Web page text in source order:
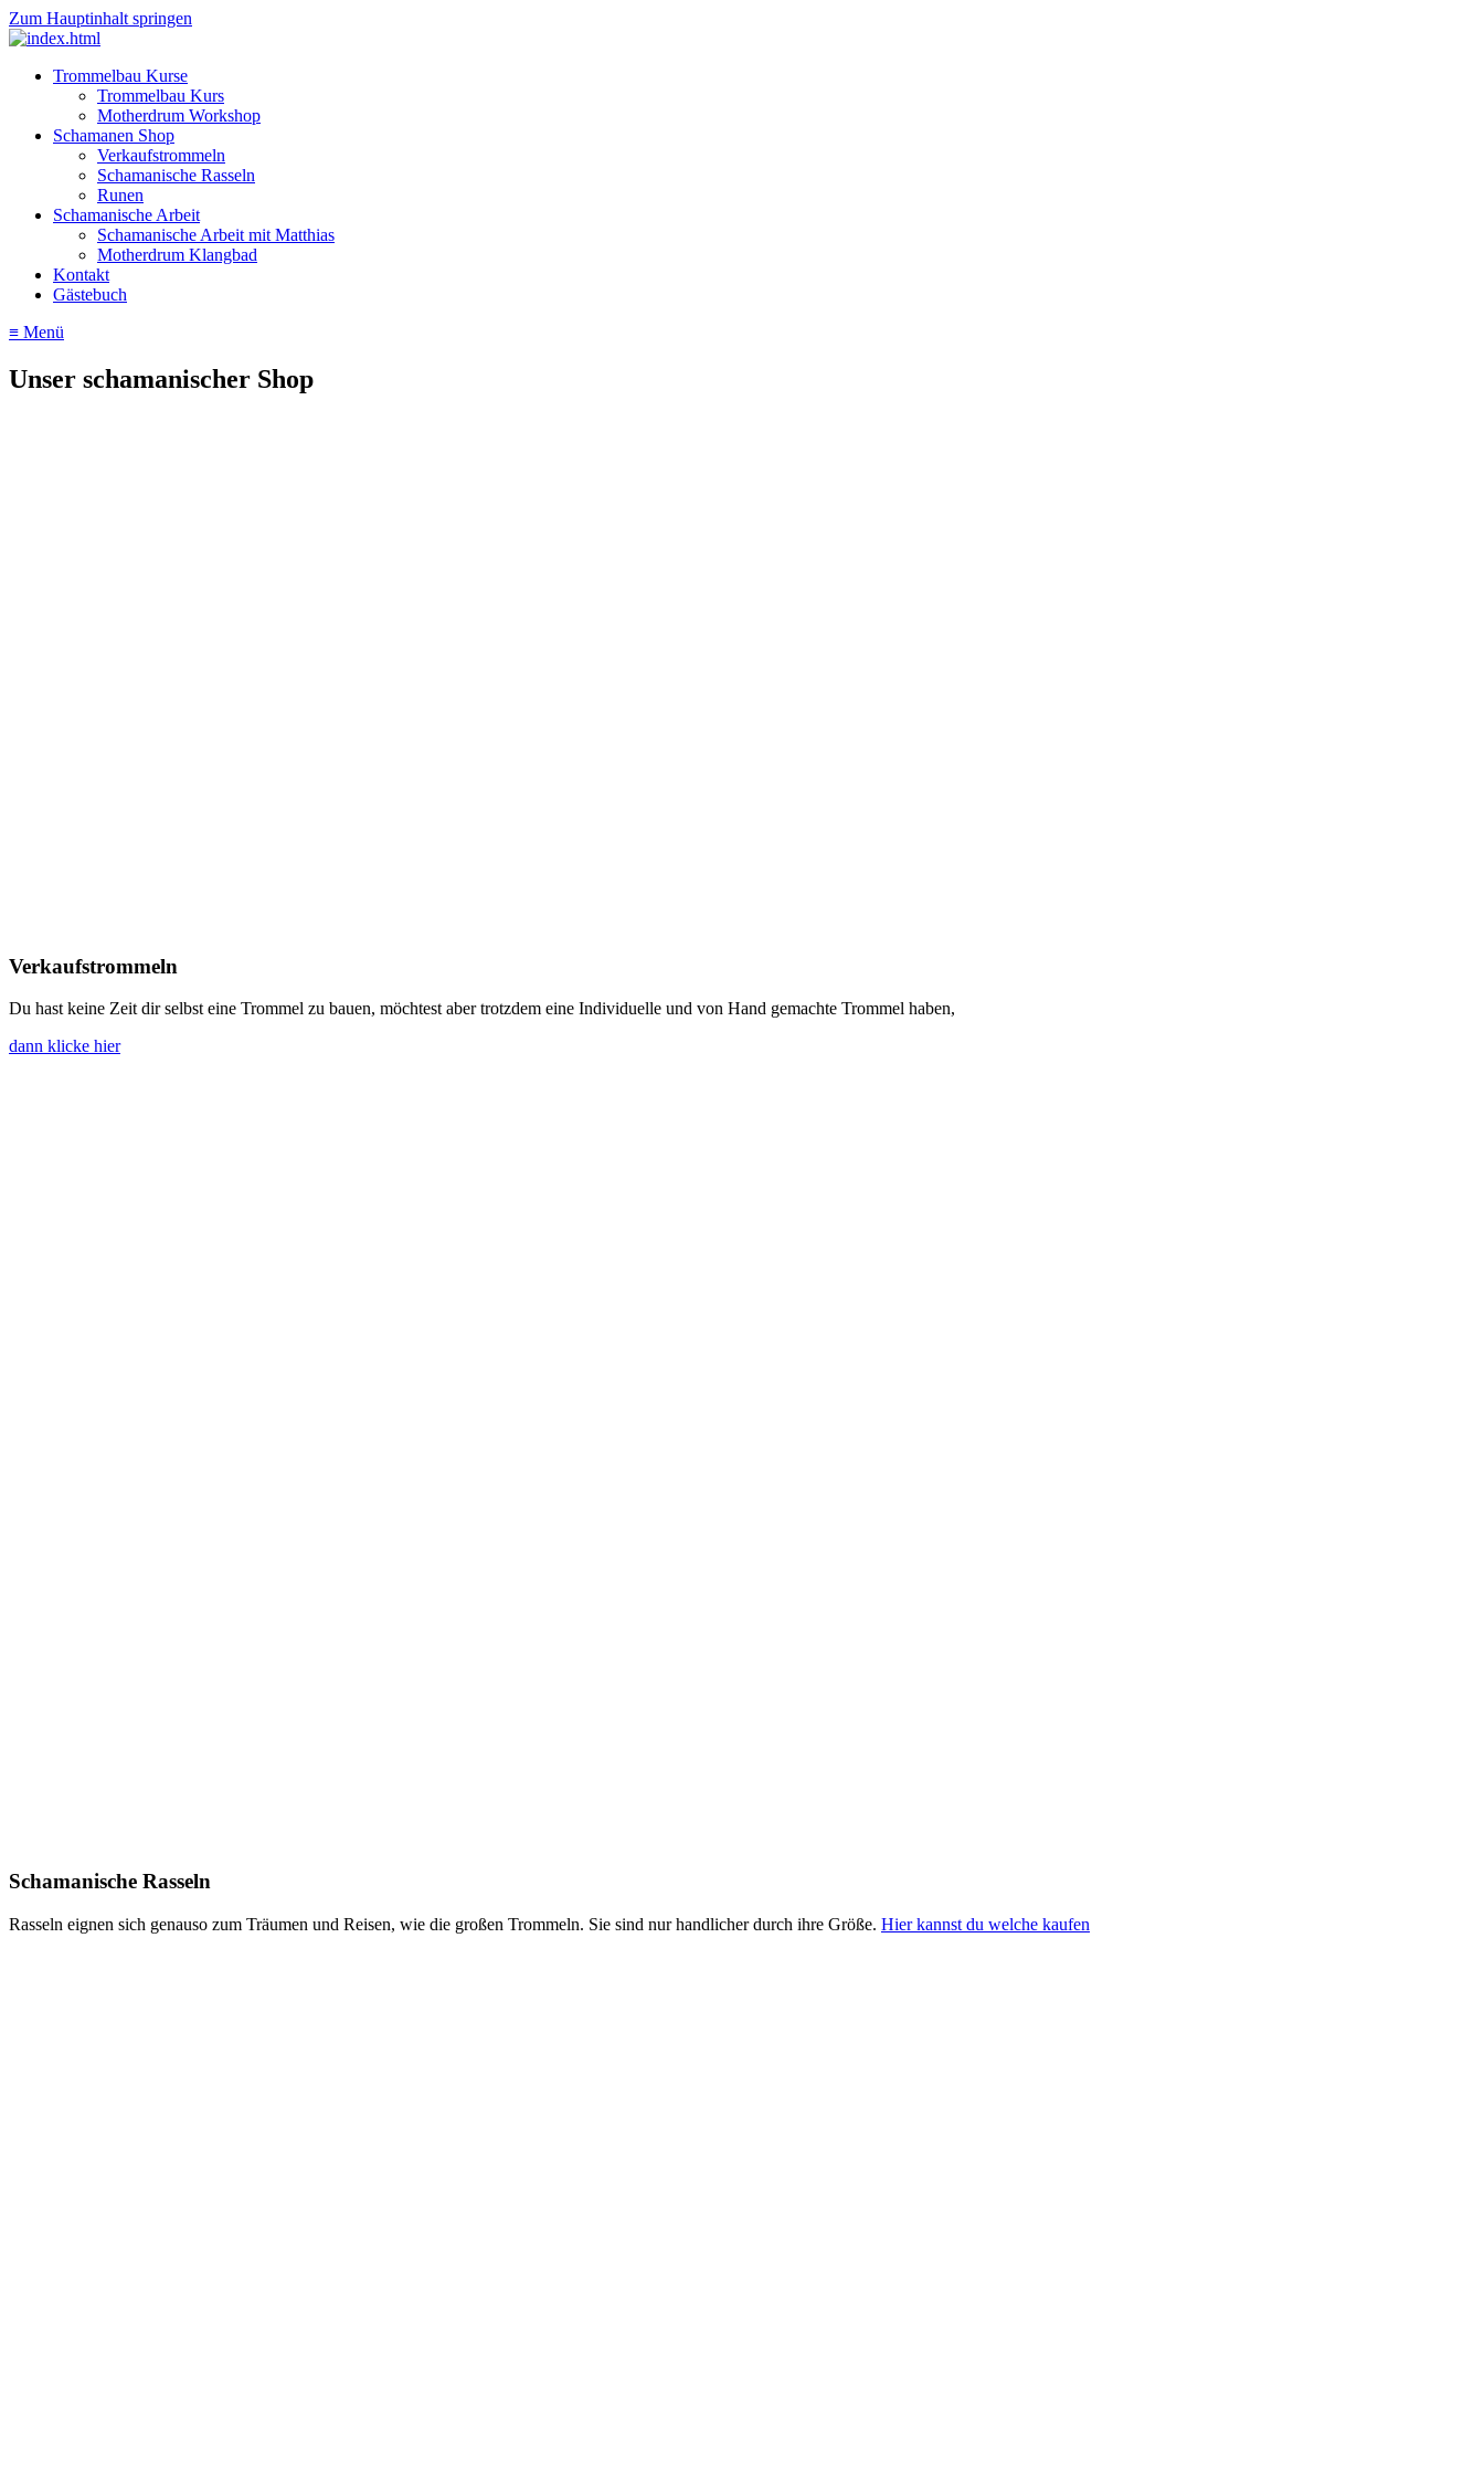
Zum Hauptinhalt springen
Trommelbau Kurse
Trommelbau Kurs
Motherdrum Workshop
Schamanen Shop
Verkaufstrommeln
Schamanische Rasseln
Runen
Schamanische Arbeit
Schamanische Arbeit mit Matthias
Motherdrum Klangbad
Kontakt
Gästebuch
≡ Menü
Unser schamanischer Shop
Verkaufstrommeln
Du hast keine Zeit dir selbst eine Trommel zu bauen, möchtest aber trotzdem eine Individuelle und von Hand gemachte Trommel haben,
dann klicke hier
Schamanische Rasseln
Rasseln eignen sich genauso zum Träumen und Reisen, wie die großen Trommeln. Sie sind nur handlicher durch ihre Größe. Hier kannst du welche kaufen